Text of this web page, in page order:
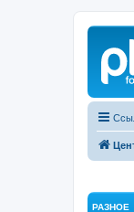
РАЗНОЕ